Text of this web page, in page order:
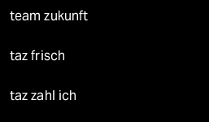
team zukunft
taz frisch
taz zahl ich